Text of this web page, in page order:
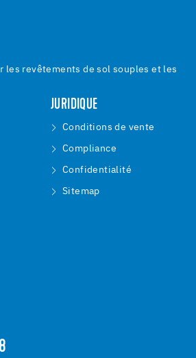
les revêtements de sol souples et les
JURIDIQUE
Conditions de vente
Compliance
Confidentialité
Sitemap